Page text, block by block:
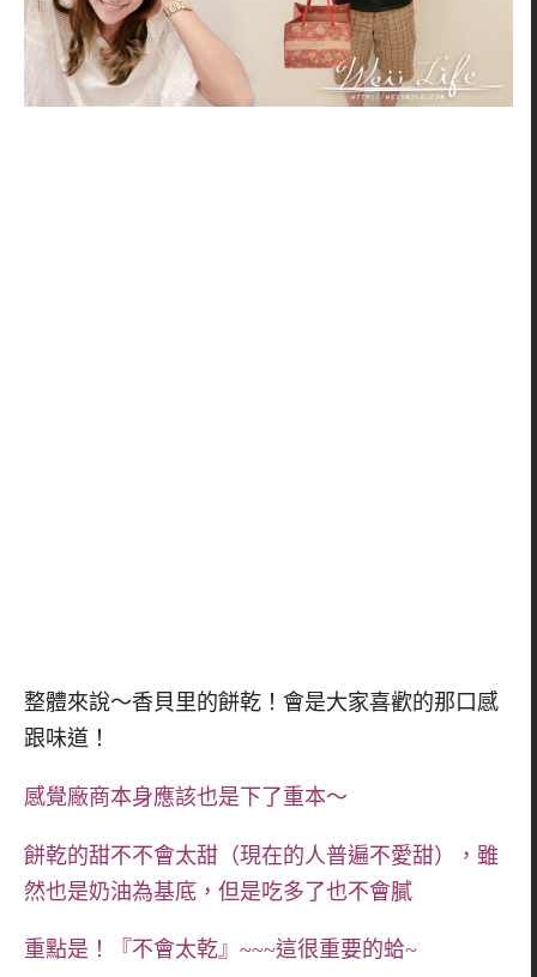
整體來說～香貝里的餅乾！會是大家喜歡的那口感
跟味道！
感覺廠商本身應該也是下了重本～
餅乾的甜不不會太甜（現在的人普遍不愛甜），雖
然也是奶油為基底，但是吃多了也不會膩
重點是！『不會太乾』~~~這很重要的蛤~